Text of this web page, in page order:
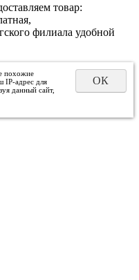
товар:
филиала удобной
похожие
IP-адрес для
данный сайт,
ОК